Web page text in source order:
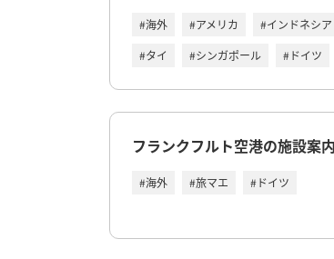
#海外 #アメリカ
#インドネシア
#タイ
#シンガポール #ドイツ
フランクフルト空港の施設案内
#海外 #旅マエ #ドイツ